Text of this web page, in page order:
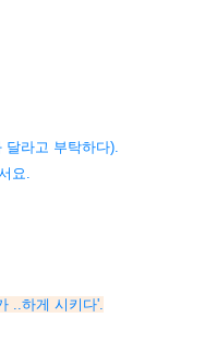
달라고 부탁하다).
요.
..하게 시키다'.